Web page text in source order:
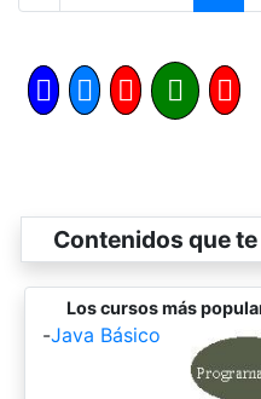
Contenidos que
Los cursos más
-Java Básico